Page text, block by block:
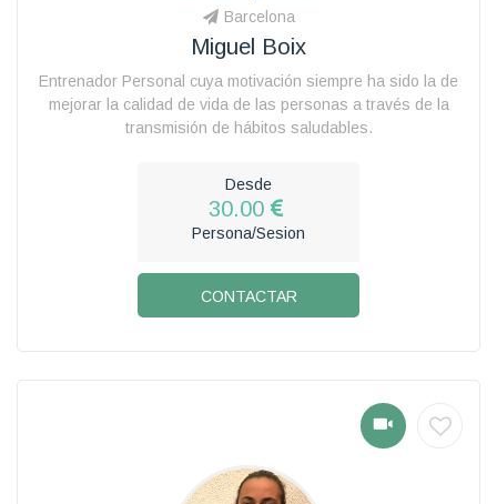
Barcelona
Miguel Boix
Entrenador Personal cuya motivación siempre ha sido la de
mejorar la calidad de vida de las personas a través de la
transmisión de hábitos saludables.
Desde
30.00
Persona/Sesion
CONTACTAR